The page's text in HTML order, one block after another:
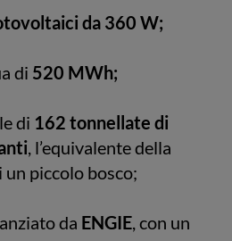
da 360 W;
di 520 MWh;
di 162 tonnellate di
, l’equivalente della
piccolo bosco;
da ENGIE, con un